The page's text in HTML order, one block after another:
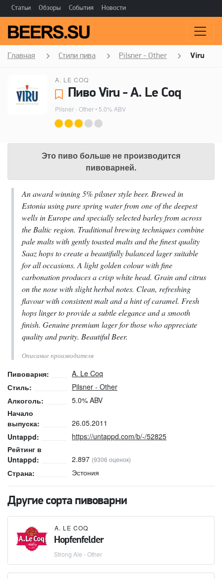
Статьи Обзоры События Новости
Главная Стили пива Pilsner - Other Viru
A. LE COQ
Пиво Viru - A. Le Coq
Pilsner - Other• 5.0% ABV
Это пиво больше не производится
пивоварней.
An award winning 5% pilsner style beer. Brewed in
Estonia using pure spring water from one of the deepest
wells in Europe and specially selected barley from across
the Baltic region. Traditional brewing techniques combine
pale malts with gently toasted malts and the finest quality
Saaz hops to create a beautifully balanced lager suitable
for all occasions. A light golden colour with fine
carbonation produces a crisp white head. Grain and citrus
on the nose with slight herbal notes. Clean, refreshing
flavour with consistent malt and a hint of caramel. Fresh
hops linger to provide a subtle elegance and a smooth
finish. Genuine premium lager for those who appreciate
quality and purity. Beautiful Beer.
Описание производителя
Пивоварня:
A. Le Coq
Стиль:
Pilsner - Other
Алкоголь:
5.0% ABV
Начало
выпуска:
26.05.2011
Untappd:
https://untappd.com/b/-/52825
Рейтинг в
Untappd:
2.897 (9306 оценок)
Страна: Эстония
Другие сорта пивоварни
A. LE COQ
Hopfenfelder
Strong Ale - Other